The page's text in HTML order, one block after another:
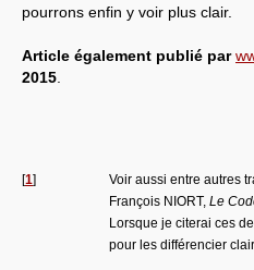
pourrons enfin y voir plus clair.
Article également publié par
2015
[1]
Voir aussi entre autres
François NIORT, Le
Lorsque je citerai ces
pour les différencier